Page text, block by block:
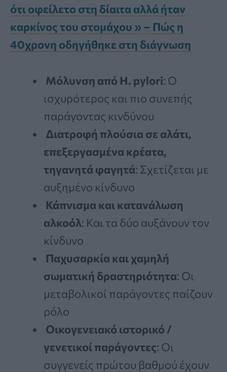
ότι οφείλετο στη δίαιτα αλλά ήταν
καρκίνος του στομάχου » – Πώς η
40χρονη οδηγήθηκε στη διάγνωση
Μόλυνση από H. pylori: Ο
ισχυρότερος και πιο συνεπής
παράγοντας κινδύνου
Διατροφή πλούσια σε αλάτι,
επεξεργασμένα κρέατα,
τηγανητά φαγητά: Σχετίζεται με
αυξημένο κίνδυνο
Κάπνισμα και κατανάλωση
αλκοόλ: Και τα δύο αυξάνουν τον
κίνδυνο
Παχυσαρκία και χαμηλή
σωματική δραστηριότητα: Οι
μεταβολικοί παράγοντες παίζουν
ρόλο
Οικογενειακό ιστορικό /
γενετικοί παράγοντες: Οι
συγγενείς πρώτου βαθμού έχουν